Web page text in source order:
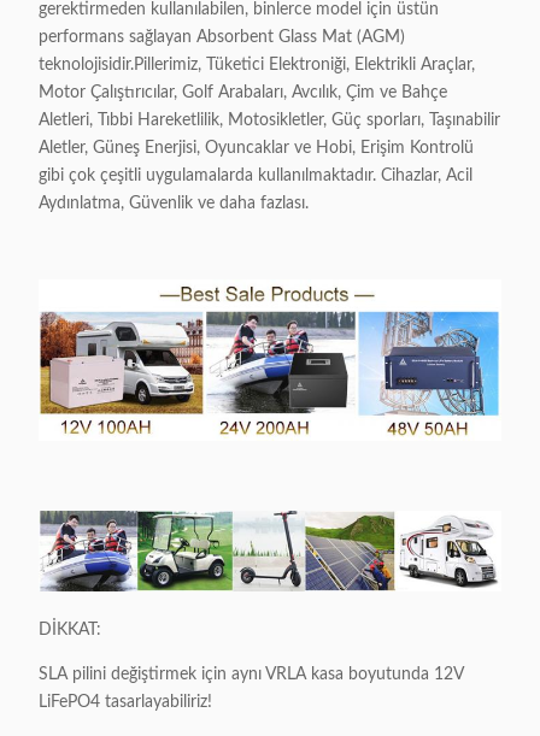
gerektirmeden kullanılabilen, binlerce model için üstün
performans sağlayan Absorbent Glass Mat (AGM)
teknolojisidir.Pillerimiz, Tüketici Elektroniği, Elektrikli Araçlar,
Motor Çalıştırıcılar, Golf Arabaları, Avcılık, Çim ve Bahçe
Aletleri, Tıbbi Hareketlilik, Motosikletler, Güç sporları, Taşınabilir
Aletler, Güneş Enerjisi, Oyuncaklar ve Hobi, Erişim Kontrolü
gibi çok çeşitli uygulamalarda kullanılmaktadır. Cihazlar, Acil
Aydınlatma, Güvenlik ve daha fazlası.
DİKKAT:
SLA pilini değiştirmek için aynı VRLA kasa boyutunda 12V
LiFePO4 tasarlayabiliriz!